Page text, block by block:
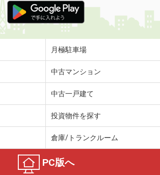
月極駐車場
中古マンション
中古一戸建て
投資物件を探す
倉庫/トランクルーム
PC版へ